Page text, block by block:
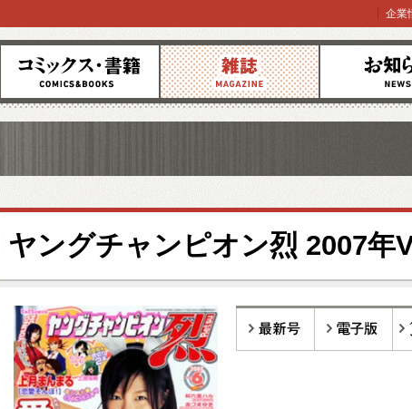
コミックス 雑誌 お知らせ
企業
ヤングチャンピオン烈 2007年